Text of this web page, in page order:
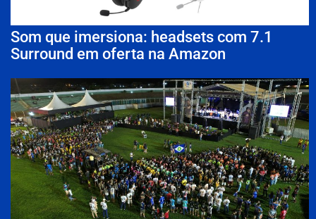
Som que imersiona: headsets com 7.1
Surround em oferta na Amazon